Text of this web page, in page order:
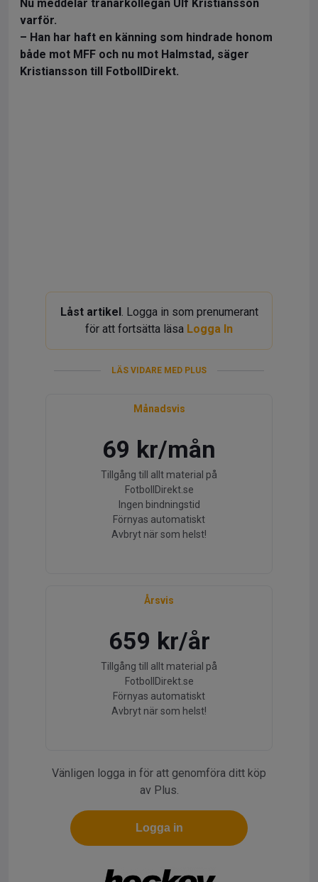
Nu meddelar tränarkollegan Ulf Kristiansson
varför.
– Han har haft en känning som hindrade honom
både mot MFF och nu mot Halmstad, säger
Kristiansson till FotbollDirekt.
Låst artikel. Logga in som prenumerant
för att fortsätta läsa Logga In
LÄS VIDARE MED PLUS
Månadsvis
69 kr/mån
Tillgång till allt material på
FotbollDirekt.se
Ingen bindningstid
Förnyas automatiskt
Avbryt när som helst!
Årsvis
659 kr/år
Tillgång till allt material på
FotbollDirekt.se
Förnyas automatiskt
Avbryt när som helst!
Vänligen logga in för att genomföra ditt köp
av Plus.
Logga in